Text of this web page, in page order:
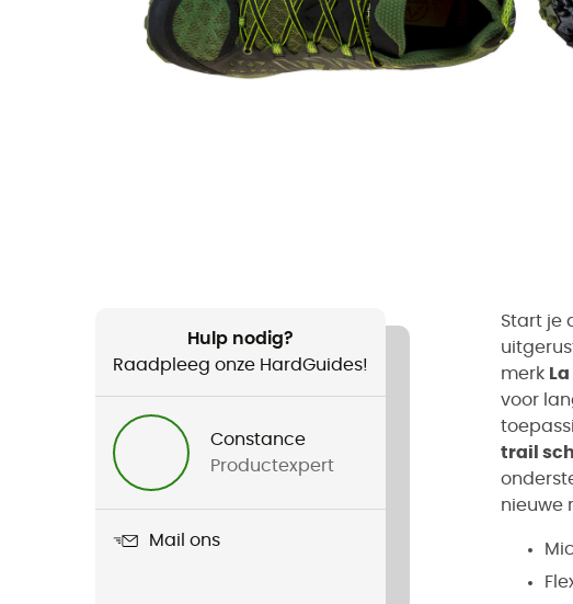
Hulp nodig?
Raadpleeg onze HardGuides!
Constance
Productexpert
Mail ons
Start je
merk
voor
trail
nieuwe